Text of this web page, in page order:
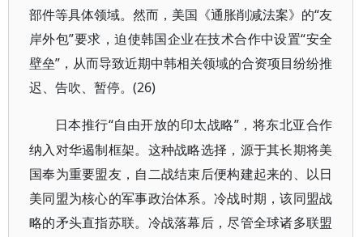
部件等具体领域。然而，美国《通胀削减法案》的“友
岸外包”要求，迫使韩国企业在技术合作中设置“安全
壁垒”，从而导致近期中韩相关领域的合资项目纷纷推
迟、告吹、暂停。(26)
日本推行“自由开放的印太战略”，将东北亚合作
纳入对华遏制框架。这种战略选择，源于其长期将美
国奉为重要盟友，自二战结束后便构建起来的、以日
美同盟为核心的军事政治体系。冷战时期，该同盟战
略的矛头直指苏联。冷战落幕后，尽管全球诸多联盟